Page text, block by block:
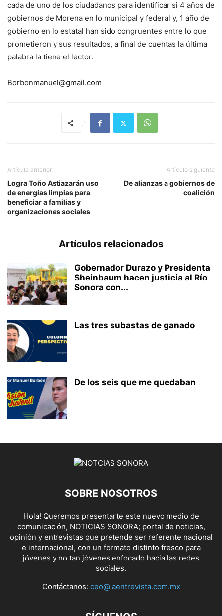
cada de uno de los ciudadanos para identificar si 4 años de
gobiernos de Morena en lo municipal y federal y, 1 año de
gobierno en lo estatal han sido congruentes entre lo que
prometieron y sus resultados, a final de cuentas la última
palabra la tiene el lector.
Borbonmanuel@gmail.com
Artículo anterior
Logra Toño Astiazarán uso
de energías limpias para
beneficiar a familias y
organizaciones sociales
Artículo siguiente
De alianzas a gobiernos de
coalición
Artículos relacionados
Gobernador Durazo y Presidenta
Sheinbaum hacen justicia al Río
Sonora con...
Las tres subastas de ganado
De los seis que me quedaban
SOBRE NOSOTROS
Hola! Queremos presentarte este nuevo medio de
comunicación, NOTICIAS SONORA; portal de noticias,
opinión y entrevistas que pretende ser referente nacional
e internacional, con un formato distinto fresco para
jóvenes y no tan jóvenes enfocado hacia las redes
sociales.
Contáctanos: ceo@laentrevista.com.mx